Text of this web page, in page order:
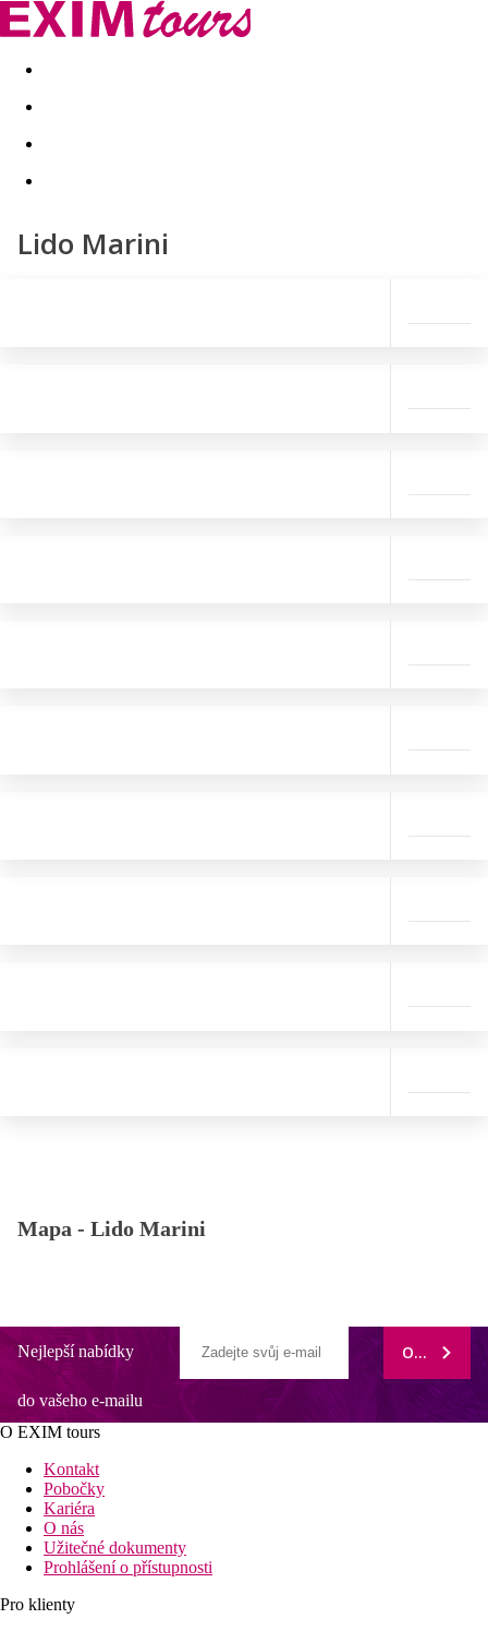
Akční nabídky Last minute
Lido Marini
Mapa - Lido Marini
Nejlepší nabídky
do vašeho e-mailu
ODEBÍRAT
O EXIM tours
Kontakt
Pobočky
Kariéra
O nás
Užitečné dokumenty
Prohlášení o přístupnosti
Pro klienty